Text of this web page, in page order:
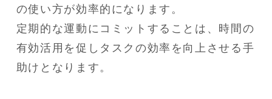
の使い方が効率的になります。
定期的な運動にコミットすることは、時間の
有効活用を促しタスクの効率を向上させる手
助けとなります。